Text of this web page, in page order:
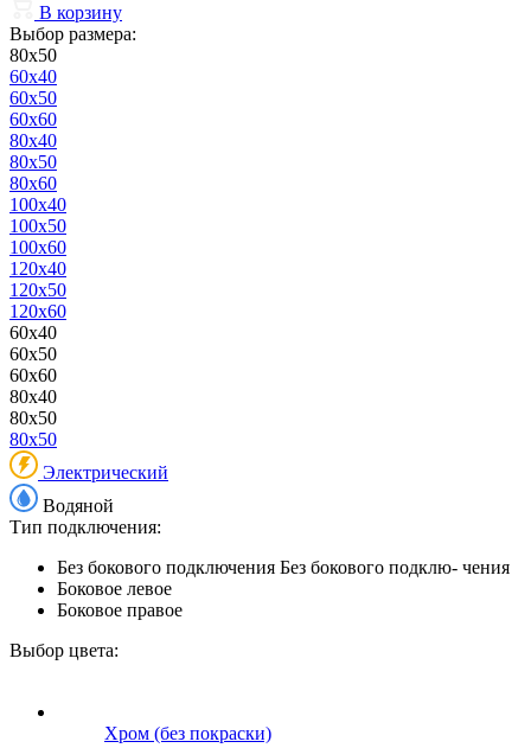
В корзину
Выбор размера:
80x50
60x40
60x50
60x60
80x40
80x50
80x60
100x40
100x50
100x60
120x40
120x50
120x60
60x40
60x50
60x60
80x40
80x50
80x50
Электрический
Водяной
Тип подключения:
Без бокового подключения Без бокового подклю- чения
Боковое левое
Боковое правое
Выбор цвета:
Хром (без покраски)